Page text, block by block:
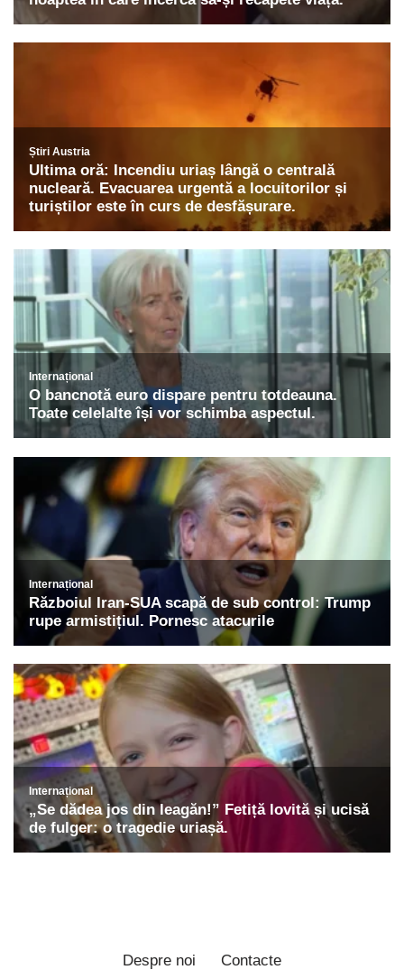
Despre noi Contacte